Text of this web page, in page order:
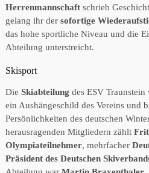
Herrenmannschaft schrieb
gelang ihr der sofortige
das hohe sportliche Niveau und die
Abteilung unterstreicht.
Skisport
Die Skiabteilung des ESV
ein Aushängeschild des Vereins und
Persönlichkeiten des deutschen
herausragenden Mitgliedern zählt
Olympiateilnehmer, mehrfacher
Präsident des Deutschen